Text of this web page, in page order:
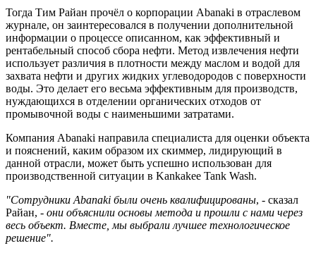
Тогда Тим Райан прочёл о корпорации Abanaki в отраслевом
журнале, он заинтересовался в получении дополнительной
информации о процессе описанном, как эффективный и
рентабельный способ сбора нефти. Метод извлечения нефти
использует различия в плотности между маслом и водой для
захвата нефти и других жидких углеводородов с поверхности
воды. Это делает его весьма эффективным для производств,
нуждающихся в отделении органических отходов от
промывочной воды с наименьшими затратами.
Компания Abanaki направила специалиста для оценки объекта
и пояснений, каким образом их скиммер, лидирующий в
данной отрасли, может быть успешно использован для
производственной ситуации в Kankakee Tank Wash.
"Сотрудники Abanaki были очень квалифицированы, - сказал
Райан, - они объяснили основы метода и прошли с нами через
весь объект. Вместе, мы выбрали лучшее технологическое
решение".